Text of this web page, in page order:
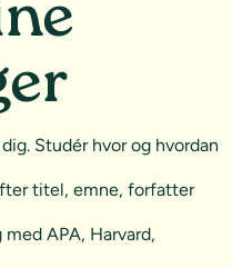
Studér hvor og hvordan
titel, emne, forfatter
APA, Harvard,